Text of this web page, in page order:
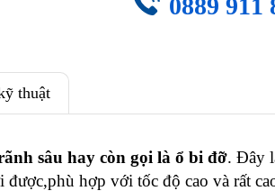
0889 911
thuật
sâu hay còn gọi là ổ bi đỡ. Đây
hợp với tốc độ cao và rất